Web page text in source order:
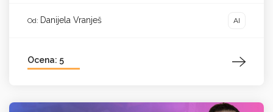
Od: Danijela Vranješ AI
Ocena: 5